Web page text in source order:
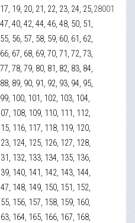
19, 20, 21, 22, 23, 24, 25,
40, 42, 44, 46, 48, 50, 51,
56, 57, 58, 59, 60, 61, 62,
67, 68, 69, 70, 71, 72, 73,
78, 79, 80, 81, 82, 83, 84,
89, 90, 91, 92, 93, 94, 95,
100, 101, 102, 103, 104,
108, 109, 110, 111, 112,
116, 117, 118, 119, 120,
124, 125, 126, 127, 128,
132, 133, 134, 135, 136,
140, 141, 142, 143, 144,
148, 149, 150, 151, 152,
156, 157, 158, 159, 160,
164, 165, 166, 167, 168,
28001